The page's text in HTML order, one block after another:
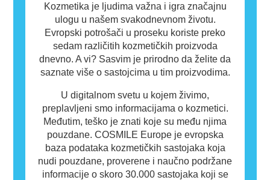
Kozmetika je ljudima važna i igra značajnu
ulogu u našem svakodnevnom životu.
Evropski potrošači u proseku koriste preko
sedam različitih kozmetičkih proizvoda
dnevno. A vi? Sasvim je prirodno da želite da
saznate više o sastojcima u tim proizvodima.
U digitalnom svetu u kojem živimo,
preplavljeni smo informacijama o kozmetici.
Međutim, teško je znati koje su među njima
pouzdane. COSMILE Europe je evropska
baza podataka kozmetičkih sastojaka koja
nudi pouzdane, proverene i naučno podržane
informacije o skoro 30.000 sastojaka koji se